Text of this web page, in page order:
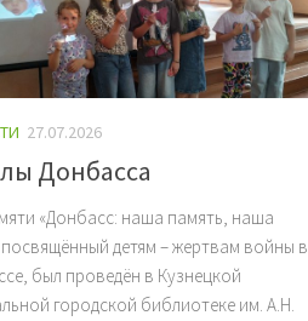
27.07.2026
Донбасса
«Донбасс: наша память, наша
детям – жертвам войны в
был проведён в Кузнецкой
городской библиотеке им. А.Н.